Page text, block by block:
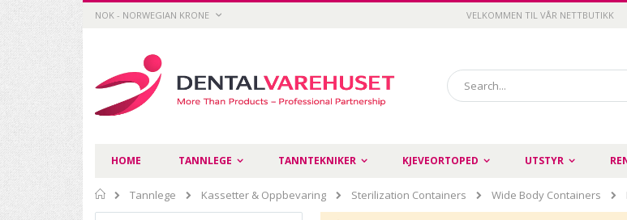
Skip
CURRENCY
NOK - NORWEGIAN KRONE VELKOMMEN TIL VÅR NETTBUTIKK
Search
HOME TANNLEGE TANNTEKNIKER KJEVEORTOPED UTSTYR
Home
Tannlege Kassetter & Oppbevaring Sterilization Containers Wide Body Containers